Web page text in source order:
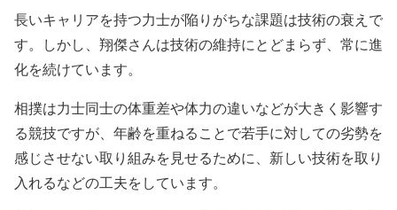
長いキャリアを持つ力士が陥りがちな課題は技術の衰えで
す。しかし、翔傑さんは技術の維持にとどまらず、常に進
化を続けています。
相撲は力士同士の体重差や体力の違いなどが大きく影響す
る競技ですが、年齢を重ねることで若手に対しての劣勢を
感じさせない取り組みを見せるために、新しい技術を取り
入れるなどの工夫をしています。